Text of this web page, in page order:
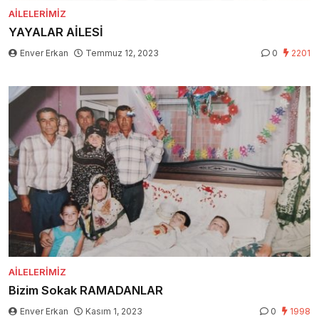
AILELERIMIZ
YAYALAR AİLESİ
Enver Erkan Temmuz 12, 2023 0 2201
AILELERIMIZ
Bizim Sokak RAMADANLAR
Enver Erkan Kasım 1, 2023 0 1998